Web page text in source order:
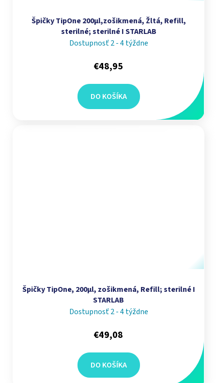
Špičky TipOne 200µl,zošikmená, Žltá, Refill,
sterilné; sterilné I STARLAB
Dostupnosť 2 - 4 týždne
€48,95
DO KOŠÍKA
Špičky TipOne, 200µl, zošikmená, Refill; sterilné I
STARLAB
Dostupnosť 2 - 4 týždne
€49,08
DO KOŠÍKA